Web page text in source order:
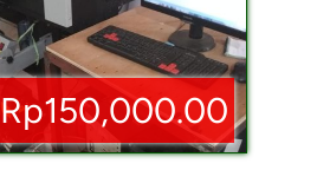
Rp150,000.00